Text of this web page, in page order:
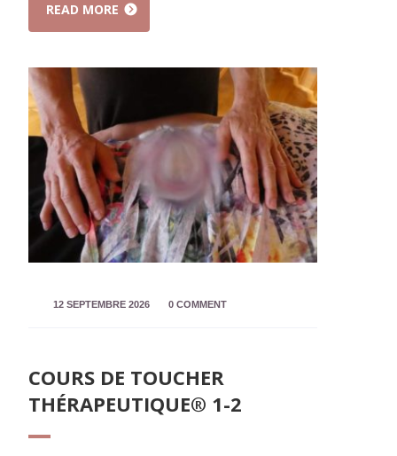
READ MORE
12 SEPTEMBRE 2026 0 COMMENT
COURS DE TOUCHER
THÉRAPEUTIQUE® 1-2